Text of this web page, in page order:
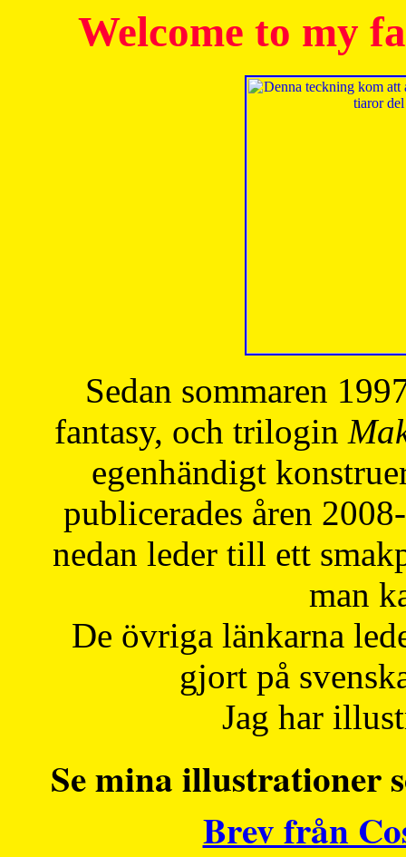
Welcome to my
Sedan sommaren
fantasy, och trilogin
egenhändigt
publicerades åren
nedan leder till ett
man
De övriga länkarna
gjort på
Jag har
Se mina illustrationer
Brev från